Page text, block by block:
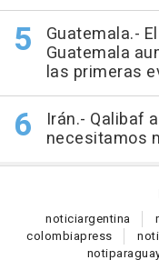
Guatemala.-
Guatemala
las primeras
Irán.- Qalibaf
necesitamos
noticiargentina
colombiapress noti
noti